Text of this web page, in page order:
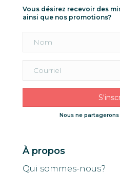
Vous désirez recevoir des
ainsi que nos promotions?
Nous ne
À propos
Qui sommes-nous?